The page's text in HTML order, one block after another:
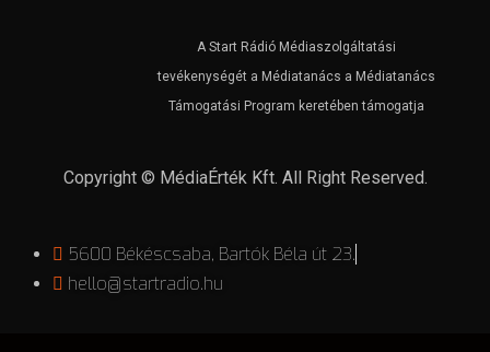
A Start Rádió Médiaszolgáltatási
tevékenységét a Médiatanács a Médiatanács
Támogatási Program keretében támogatja
Copyright © MédiaÉrték Kft. All Right Reserved.
5600 Békéscsaba, Bartók Béla út 23.
hello@startradio.hu